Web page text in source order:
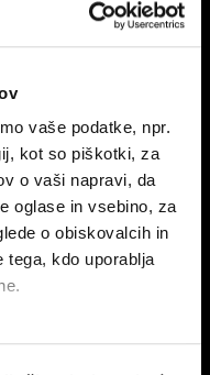
vaše podatke, npr.
kot so piškotki, za
o vaši napravi, da
oglase in vsebino, za
o obiskovalcih in
tega, kdo uporablja
a ne za
novic za začetek dneva: